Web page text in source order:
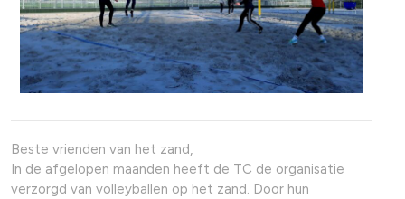
Beste vrienden van het zand,
In de afgelopen maanden heeft de TC de organisatie
verzorgd van volleyballen op het zand. Door hun